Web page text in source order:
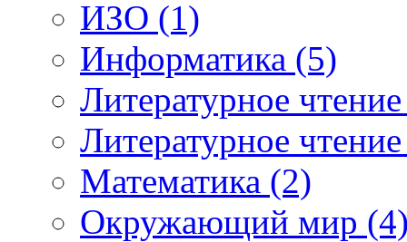
ИЗО (1)
Информатика (5)
Литературное
Литературное
Математика (2)
Окружающий мир